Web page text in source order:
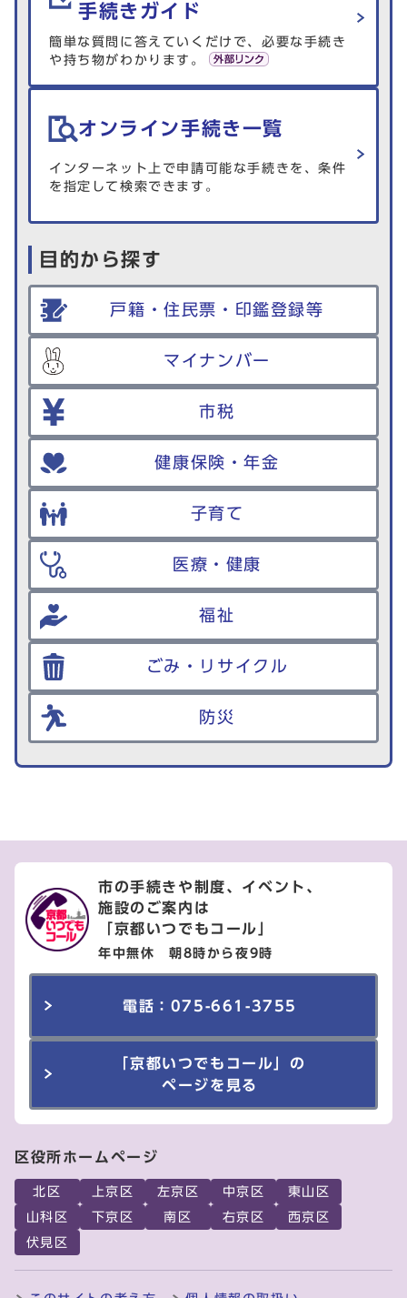
手続きガイド
簡単な質問に答えていくだけで、必要な手続き
や持ち物がわかります。
オンライン手続き一覧
インターネット上で申請可能な手続きを、条件
を指定して検索できます。
目的から探す
戸籍・住民票・印鑑登録等
マイナンバー
市税
健康保険・年金
子育て
医療・健康
福祉
ごみ・リサイクル
防災
市の手続きや制度、イベント、
施設のご案内は
「京都いつでもコール」
年中無休 朝8時から夜9時
電話：075-661-3755
「京都いつでもコール」の
ページを見る
区役所ホームページ
北区 上京区 左京区 中京区
東山区
山科区
下京区 南区 右京区
西京区
伏見区